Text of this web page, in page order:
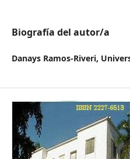
Biografía del autor/a
Danays Ramos-Riveri,